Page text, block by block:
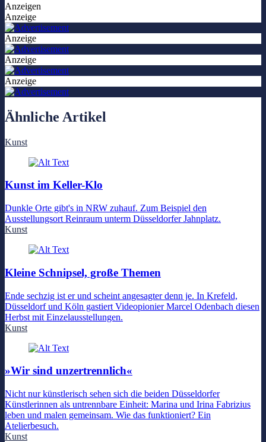
Anzeigen
Anzeige
Anzeige
Anzeige
Anzeige
Ähnliche Artikel
Kunst
Kunst im Keller-Klo
Dunkle Orte gibt's in NRW zuhauf. Zum Beispiel den
Ausstellungsort Reinraum unterm Düsseldorfer Jahnplatz.
Kunst
Kleine Schnipsel, große Themen
Ende sechzig ist er und scheint angesagter denn je. In Krefeld,
Düsseldorf und Köln gastiert Videopionier Marcel Odenbach diesen
Herbst mit Einzelausstellungen.
Kunst
»Wir sind unzertrennlich«
Nicht nur künstlerisch sehen sich die beiden Düsseldorfer
Künstlerinnen als untrennbare Einheit: Marina und Irina Fabrizius
leben und malen gemeinsam. Wie das funktioniert? Ein
Atelierbesuch.
Kunst